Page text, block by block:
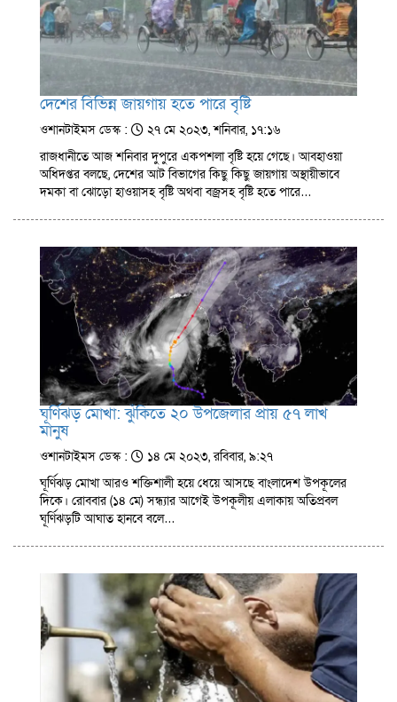
দেশের বিভিন্ন জায়গায় হতে পারে বৃষ্টি
ওশানটাইমস ডেস্ক :
২৭ মে ২০২৩, শনিবার, ১৭:১৬
রাজধানীতে আজ শনিবার দুপুরে একপশলা বৃষ্টি হয়ে গেছে। আবহাওয়া
অধিদপ্তর বলছে, দেশের আট বিভাগের কিছু কিছু জায়গায় অস্থায়ীভাবে
দমকা বা ঝোড়ো হাওয়াসহ বৃষ্টি অথবা বজ্রসহ বৃষ্টি হতে পারে…
ঘূর্ণিঝড় মোখা: ঝুঁকিতে ২০ উপজেলার প্রায় ৫৭ লাখ
মানুষ
ওশানটাইমস ডেস্ক :
১৪ মে ২০২৩, রবিবার, ৯:২৭
ঘূর্ণিঝড় মোখা আরও শক্তিশালী হয়ে ধেয়ে আসছে বাংলাদেশ উপকূলের
দিকে। রোববার (১৪ মে) সন্ধ্যার আগেই উপকূলীয় এলাকায় অতিপ্রবল
ঘূর্ণিঝড়টি আঘাত হানবে বলে…